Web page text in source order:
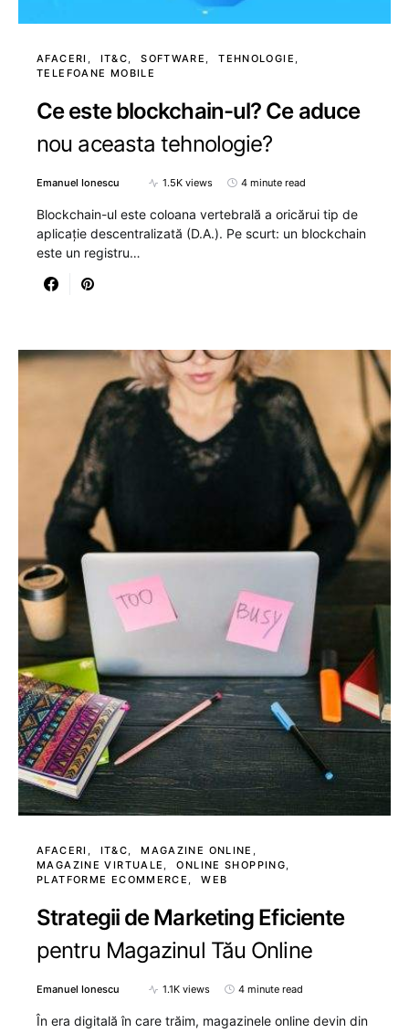
AFACERI IT&C SOFTWARE
TEHNOLOGIE
TELEFOANE MOBILE
Ce este blockchain-ul? Ce aduce
nou aceasta tehnologie?
Emanuel Ionescu 1.5K views 4 minute read
Blockchain-ul este coloana vertebrală a oricărui tip de
aplicație descentralizată (D.A.). Pe scurt: un blockchain
este un registru…
AFACERI IT&C
MAGAZINE ONLINE
MAGAZINE VIRTUALE
ONLINE SHOPPING
PLATFORME ECOMMERCE
WEB
Strategii de Marketing Eficiente
pentru Magazinul Tău Online
Emanuel Ionescu 1.1K views 4 minute read
În era digitală în care trăim, magazinele online devin din